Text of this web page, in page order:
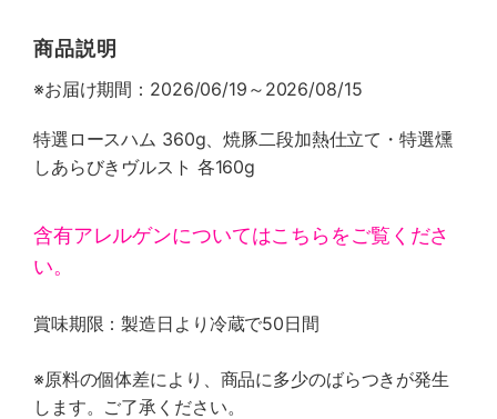
商品説明
※お届け期間：2026/06/19～2026/08/15
特選ロースハム 360g、焼豚二段加熱仕立て・特選燻
しあらびきヴルスト 各160g
含有アレルゲンについてはこちらをご覧くださ
い。
賞味期限：製造日より冷蔵で50日間
※原料の個体差により、商品に多少のばらつきが発生
します。ご了承ください。